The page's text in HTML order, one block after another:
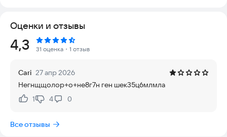
🎵 Музыкальная магия Соника
Перетаскивайте персонажей на сцену, комбинируйте их
звуки и создавайте уникальные треки, наполняя их
динамикой и энергией мира Sonic!
🎶 Экспериментируйте и открывайте новое
Объединяйте различные элементы, чтобы находить скрытые
анимации и специальные музыкальные эффекты. Чем больше
комбинаций, тем больше возможностей для творчества!
🕹️ Простой и увлекательный геймплей
Оценки и отзывы
Рейтинг:
4,3 31 оценка ・1 отзыв
Cari 27 апр 2026
Негнщщолор+о+не8г7н ген шек35ц6млмла
Нравится:
1Не нравится:
4 0
Все отзывы